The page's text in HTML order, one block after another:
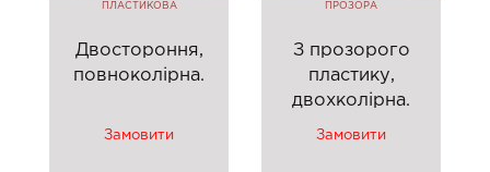
ПЛАСТИКОВА
Двостороння,
повноколірна.
Замовити
ПРОЗОРА
З прозорого
пластику,
двохколірна.
Замовити